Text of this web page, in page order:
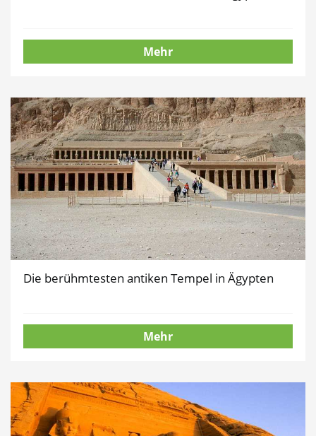
Mehr
Die berühmtesten antiken Tempel in Ägypten
Mehr